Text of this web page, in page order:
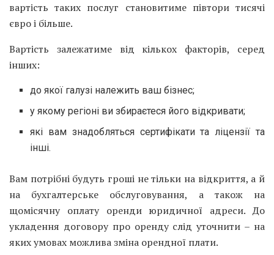
вартість таких послуг становитиме півтори тисячі
євро і більше.
Вартість залежатиме від кількох факторів, серед
інших:
до якої галузі належить ваш бізнес;
у якому регіоні ви збираєтеся його відкривати;
які вам знадобляться сертифікати та ліцензії та
інші.
Вам потрібні будуть гроші не тільки на відкриття, а й
на бухгалтерське обслуговування, а також на
щомісячну оплату оренди юридичної адреси. До
укладення договору про оренду слід уточнити – на
яких умовах можлива зміна орендної плати.